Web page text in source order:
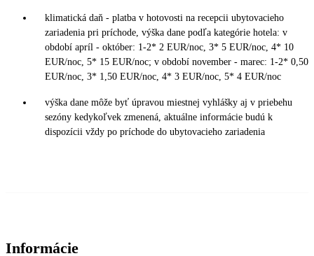
klimatická daň - platba v hotovosti na recepcii ubytovacieho
zariadenia pri príchode, výška dane podľa kategórie hotela: v
období apríl - október: 1-2* 2 EUR/noc, 3* 5 EUR/noc, 4* 10
EUR/noc, 5* 15 EUR/noc; v období november - marec: 1-2* 0,50
EUR/noc, 3* 1,50 EUR/noc, 4* 3 EUR/noc, 5* 4 EUR/noc
výška dane môže byť úpravou miestnej vyhlášky aj v priebehu
sezóny kedykoľvek zmenená, aktuálne informácie budú k
dispozícii vždy po príchode do ubytovacieho zariadenia
Informácie